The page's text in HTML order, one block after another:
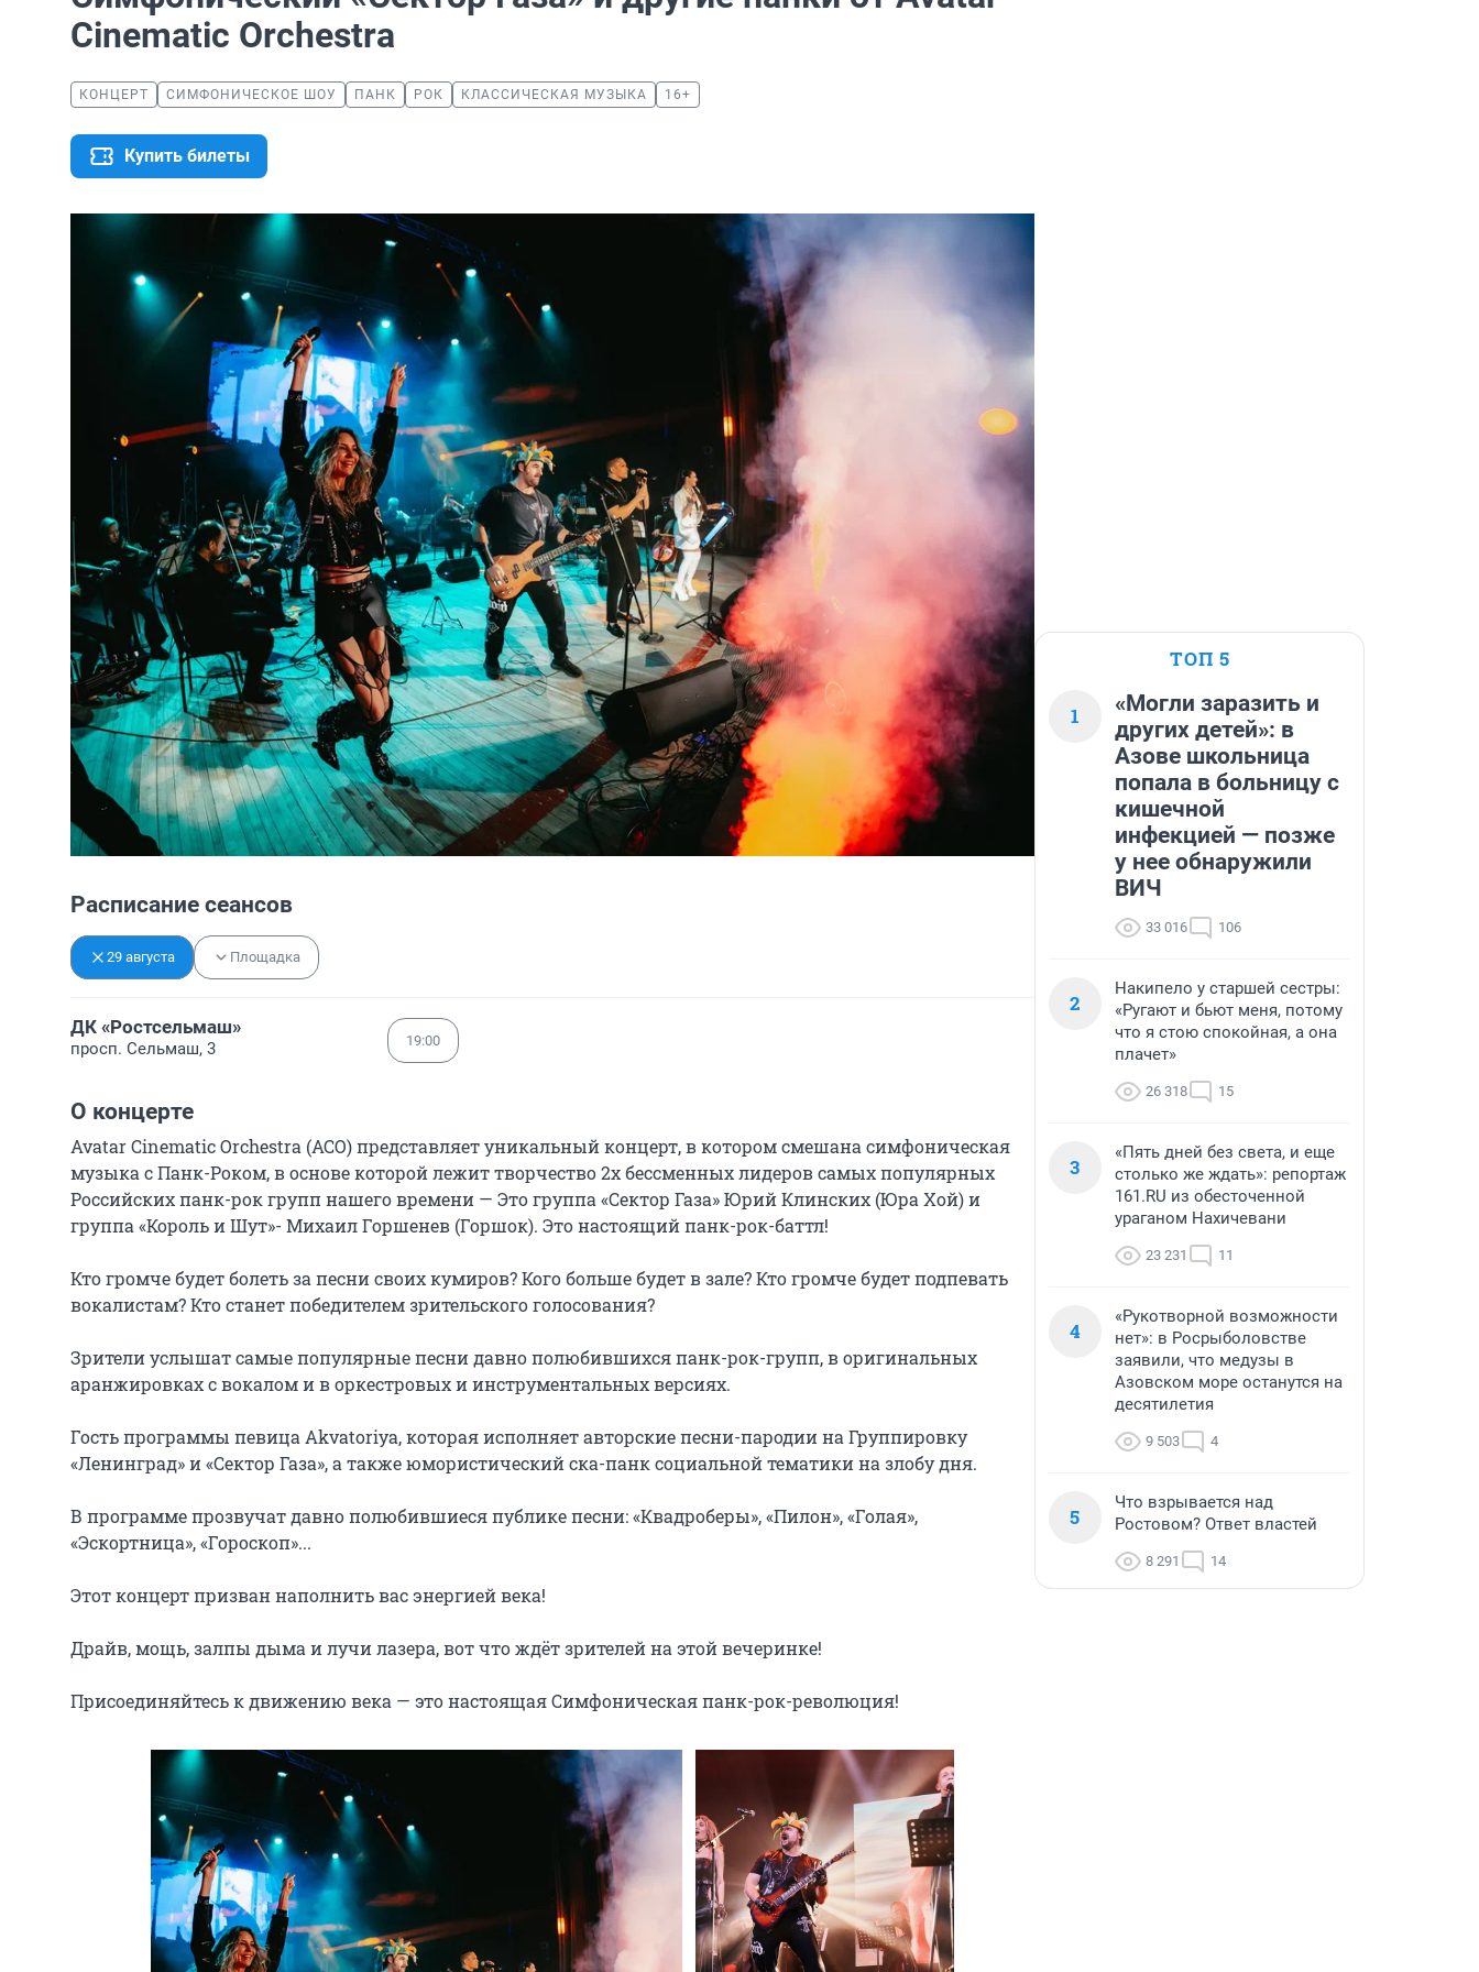
Cinematic Orchestra
КОНЦЕРТ СИМФОНИЧЕСКОЕ ШОУ ПАНК РОК КЛАССИЧЕСКАЯ МУЗЫКА 16+
Купить билеты
Расписание сеансов
29 августа Площадка
ДК «Ростсельмаш»
просп. Сельмаш, 3 19:00
О концерте
Avatar Cinematic Orchestra (ACO) представляет уникальный концерт, в котором смешана симфоническая
музыка с Панк-Роком, в основе которой лежит творчество 2х бессменных лидеров самых популярных
Российских панк-рок групп нашего времени — Это группа «Сектор Газа» Юрий Клинских (Юра Хой) и
группа «Король и Шут»- Михаил Горшенев (Горшок). Это настоящий панк-рок-баттл!
Кто громче будет болеть за песни своих кумиров? Кого больше будет в зале? Кто громче будет подпевать
вокалистам? Кто станет победителем зрительского голосования?
Зрители услышат самые популярные песни давно полюбившихся панк-рок-групп, в оригинальных
аранжировках с вокалом и в оркестровых и инструментальных версиях.
Гость программы певица Akvatoriya, которая исполняет авторские песни-пародии на Группировку
«Ленинград» и «Сектор Газа», а также юмористический ска-панк социальной тематики на злобу дня.
В программе прозвучат давно полюбившиеся публике песни: «Квадроберы», «Пилон», «Голая»,
«Эскортница», «Гороскоп»...
Этот концерт призван наполнить вас энергией века!
Драйв, мощь, залпы дыма и лучи лазера, вот что ждёт зрителей на этой вечеринке!
Присоединяйтесь к движению века — это настоящая Симфоническая панк-рок-революция!
ТОП 5
1
«Могли заразить и
других детей»: в
Азове школьница
попала в больницу с
кишечной
инфекцией — позже
у нее обнаружили
ВИЧ
33 016 106
2
Накипело у старшей сестры:
«Ругают и бьют меня, потому
что я стою спокойная, а она
плачет»
26 318 15
3
«Пять дней без света, и еще
столько же ждать»: репортаж
161.RU из обесточенной
ураганом Нахичевани
23 231 11
4
«Рукотворной возможности
нет»: в Росрыболовстве
заявили, что медузы в
Азовском море останутся на
десятилетия
9 503 4
5
Что взрывается над
Ростовом? Ответ властей
8 291 14